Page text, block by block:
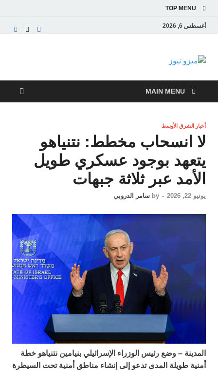
TOP MENU
أغسطس 6, 2026
ميزو نيوز
والاقتصادية
MAIN MENU
أخبار الشرق الأوسط
لا انسحاب مخطط: نتنياهو
يتعهد بوجود عسكري طويل
الأمد عبر ثلاثة جبهات
يونيو 22, 2026 -
by سامر الدروبي
المدينة – وضع رئيس الوزراء الإسرائيلي بنيامين نتنياهو خطة
أمنية طويلة المدى تدعو إلى إنشاء مناطق أمنية تحت السيطرة